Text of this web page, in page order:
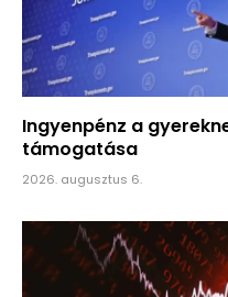
Ingyenpénz a
támogatása
2026. augusztus 6.